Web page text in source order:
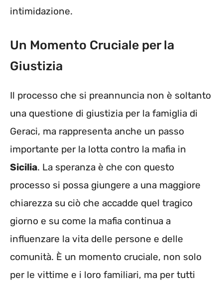
intimidazione.
Un Momento Cruciale per la
Giustizia
Il processo che si preannuncia non è soltanto
una questione di giustizia per la famiglia di
Geraci, ma rappresenta anche un passo
importante per la lotta contro la mafia in
Sicilia. La speranza è che con questo
processo si possa giungere a una maggiore
chiarezza su ciò che accadde quel tragico
giorno e su come la mafia continua a
influenzare la vita delle persone e delle
comunità. È un momento cruciale, non solo
per le vittime e i loro familiari, ma per tutti